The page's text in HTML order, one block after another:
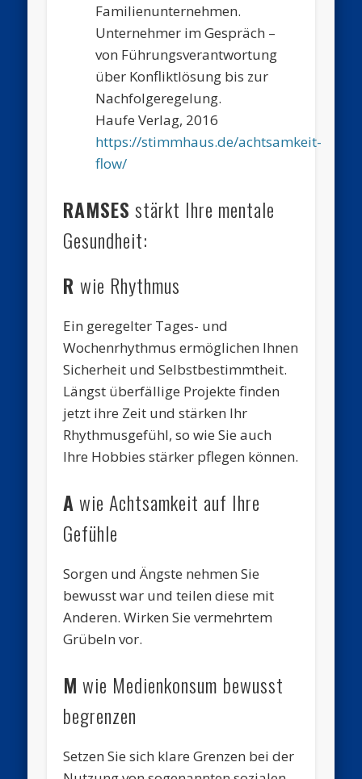
Familienunternehmen.
Unternehmer im Gespräch –
von Führungsverantwortung
über Konfliktlösung bis zur
Nachfolgeregelung.
Haufe Verlag, 2016
https://stimmhaus.de/achtsamkeit-
flow/
RAMSES stärkt Ihre mentale
Gesundheit:
Rwie Rhythmus
Ein geregelter Tages- und
Wochenrhythmus ermöglichen Ihnen
Sicherheit und Selbstbestimmtheit.
Längst überfällige Projekte finden
jetzt ihre Zeit und stärken Ihr
Rhythmusgefühl, so wie Sie auch
Ihre Hobbies stärker pflegen können.
Awie Achtsamkeit auf Ihre
Gefühle
Sorgen und Ängste nehmen Sie
bewusst war und teilen diese mit
Anderen. Wirken Sie vermehrtem
Grübeln vor.
M wie Medienkonsum bewusst
begrenzen
Setzen Sie sich klare Grenzen bei der